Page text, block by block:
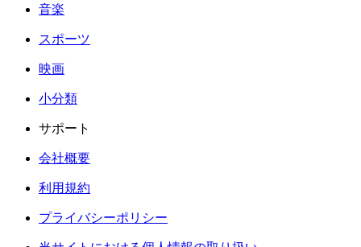
音楽
スポーツ
映画
小分類
サポート
会社概要
利用規約
プライバシーポリシー